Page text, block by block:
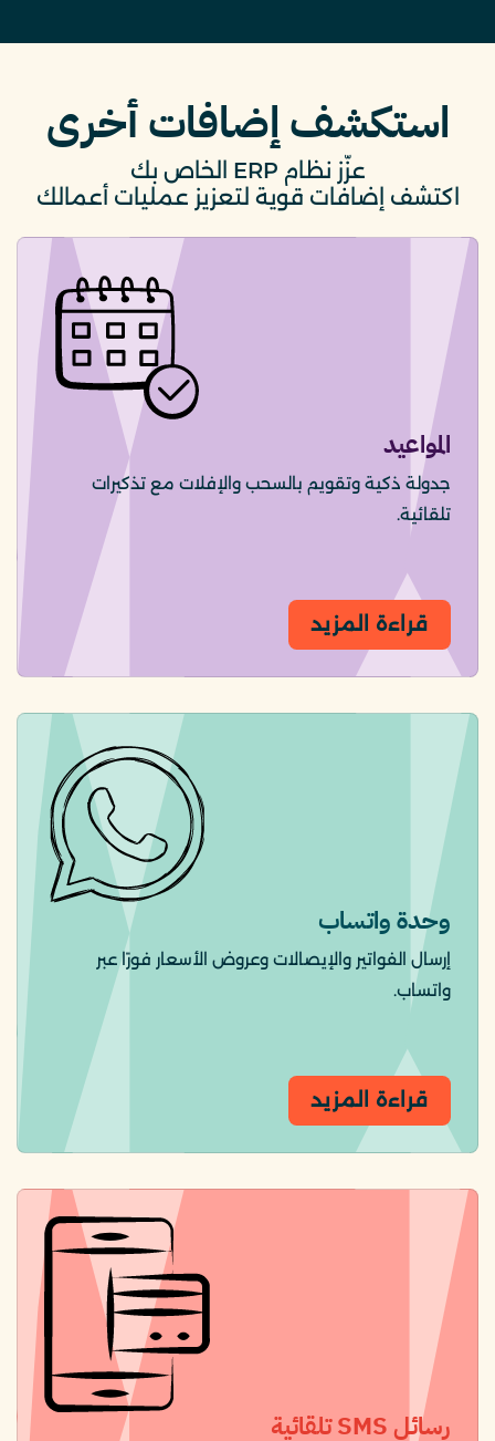
استكشف إضافات أخرى
عزّز نظام ERP الخاص بك
اكتشف إضافات قوية لتعزيز عمليات أعمالك
المواعيد
جدولة ذكية وتقويم بالسحب والإفلات مع تذكيرات
تلقائية.
قراءة المزيد
وحدة واتساب
إرسال الفواتير والإيصالات وعروض الأسعار فورًا عبر
واتساب.
قراءة المزيد
رسائل SMS تلقائية